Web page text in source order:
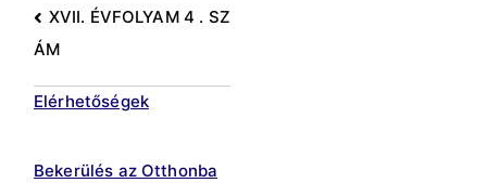
Bejegyzés
navigáció
XVII. ÉVFOLYAM 4 . SZ
ÁM
Elérhetőségek
Bekerülés az Otthonba